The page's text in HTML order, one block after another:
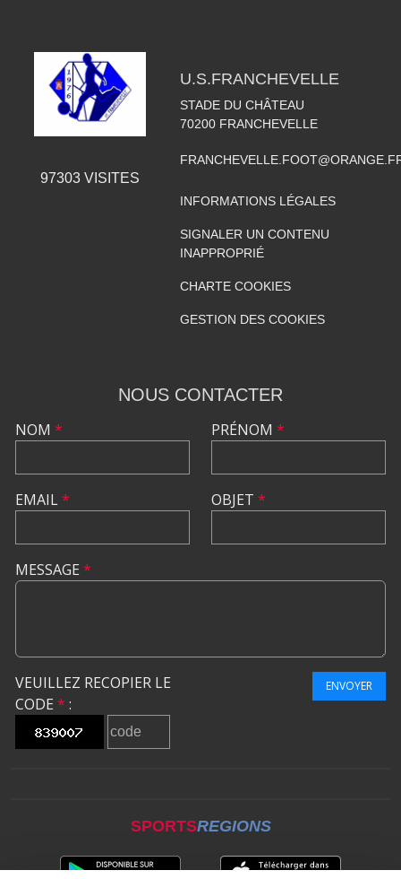
97303VISITES
U.S.FRANCHEVELLE
STADE DU CHÂTEAU
70200 FRANCHEVELLE
INFORMATIONS LÉGALES
SIGNALER UN CONTENU
INAPPROPRIÉ
CHARTE COOKIES
GESTION DES COOKIES
NOUS CONTACTER
NOM *
EMAIL*
PRÉNOM *
OBJET *
MESSAGE *
VEUILLEZ RECOPIER LE
CODE * :
ENVOYER
SPORTSREGIONS